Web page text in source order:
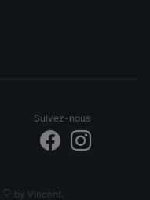
Suivez-nous
by Vincent.